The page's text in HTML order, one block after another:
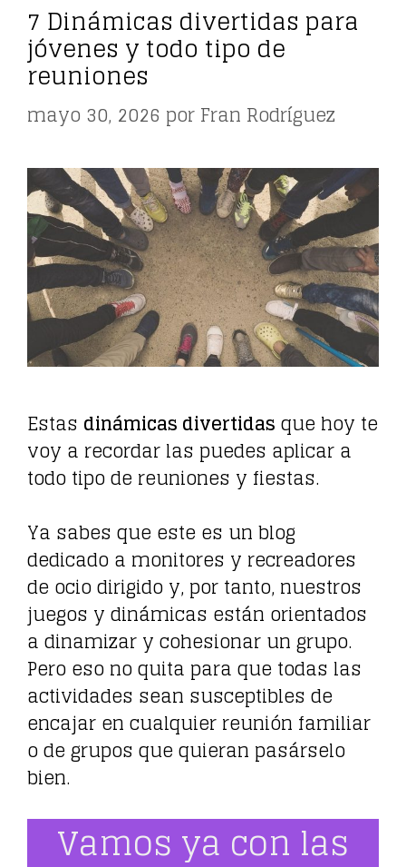
7 Dinámicas divertidas para
jóvenes y todo tipo de
reuniones
mayo 30, 2026 porFran Rodríguez
Estas dinámicas divertidasque hoy te
voy a recordar las puedes aplicar a
todo tipo de reuniones y fiestas.
Ya sabes que este es un blog
dedicado a monitores y recreadores
de ocio dirigido y, por tanto, nuestros
juegos y dinámicas están orientados
a dinamizar y cohesionar un grupo.
Pero eso no quita para que todas las
actividades sean susceptibles de
encajar en cualquier reunión familiar
o de grupos que quieran pasárselo
bien.
Vamos ya con las